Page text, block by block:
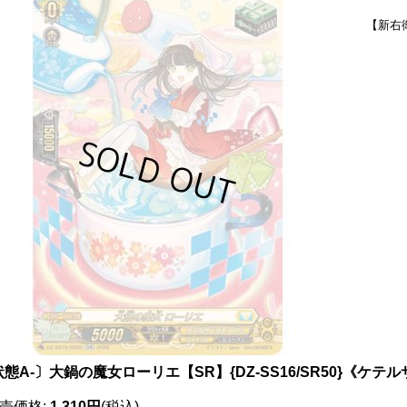
【新右
態A-〕大鍋の魔女ローリエ【SR】{DZ-SS16/SR50}《ケテル